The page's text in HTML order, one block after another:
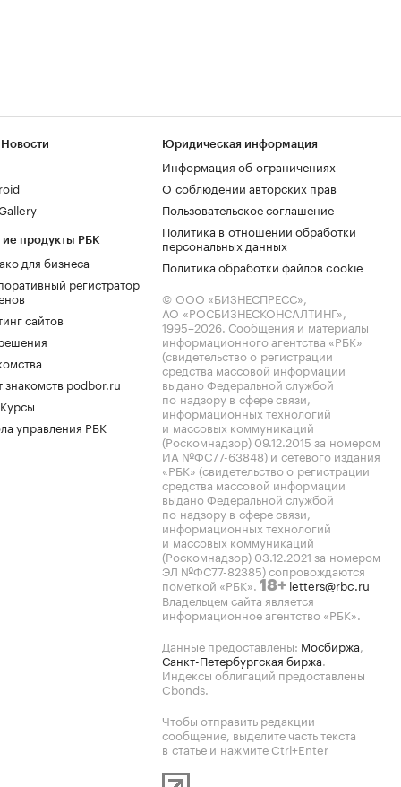
продукты РБК
для бизнеса
регистратор
сайтов
знакомств podbor.ru
управления РБК
Юридическая информация
Информация об ограничениях
О соблюдении авторских прав
Пользовательское соглашение
Политика в отношении обработки
персональных данных
Политика обработки файлов cookie
© ООО «БИЗНЕСПРЕСС»,
АО «РОСБИЗНЕСКОНСАЛТИНГ»,
1995–2026. Сообщения и материалы
информационного агентства «РБК»
(свидетельство о регистрации
средства массовой информации
выдано Федеральной службой
по надзору в сфере связи,
информационных технологий
и массовых коммуникаций
(Роскомнадзор) 09.12.2015 за номером
ИА №ФС77-63848) и сетевого издания
«РБК» (свидетельство о регистрации
средства массовой информации
выдано Федеральной службой
по надзору в сфере связи,
информационных технологий
и массовых коммуникаций
(Роскомнадзор) 03.12.2021 за номером
ЭЛ №ФС77-82385) сопровождаются
пометкой «РБК». 18+ letters@rbc.ru
Владельцем сайта является
информационное агентство «РБК».
Данные предоставлены: Мосбиржа,
Санкт-Петербургская биржа.
Индексы облигаций предоставлены
Cbonds.
Чтобы отправить редакции
сообщение, выделите часть текста
в статье и нажмите Ctrl+Enter